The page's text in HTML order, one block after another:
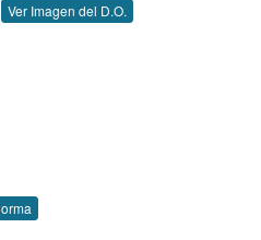
Ver Imagen del D.O.